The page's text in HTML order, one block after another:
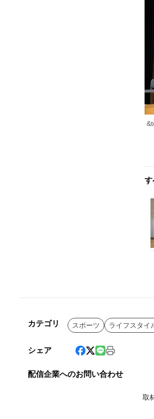
す
カテゴリ スポーツ ライフスタイ
シェア
配信企業へのお問い合わせ
取